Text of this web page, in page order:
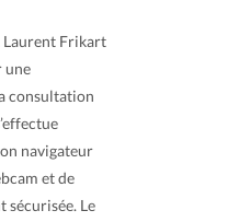
Laurent Frikart
une
consultation
navigateur
et de
sécurisée. Le